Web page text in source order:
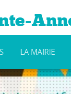
LA MAIRIE